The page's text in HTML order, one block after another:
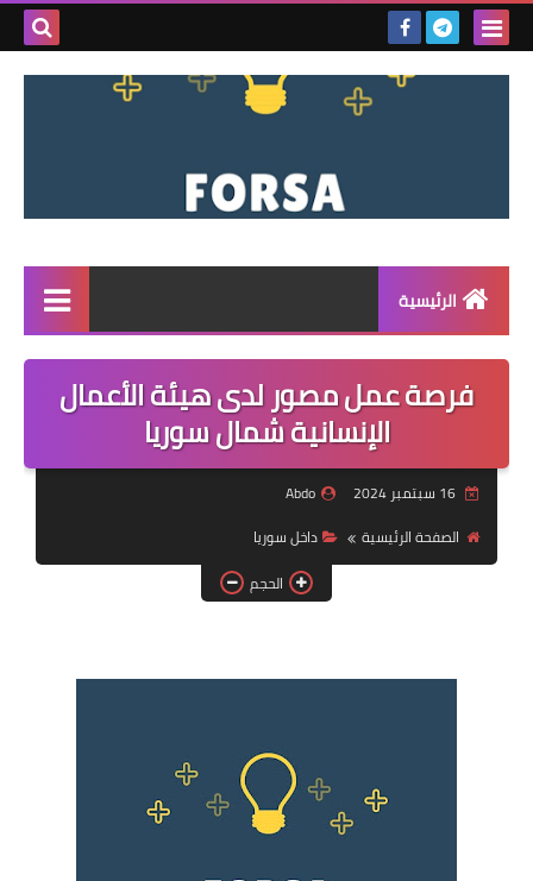
بحث
الرئيسية
القائمة
مناقصات
فرص عمل داخل سوريا
فرص عمل في العراق
فرص عمل في اليمن
فرصة عمل مصور لدى هيئة الأعمال
الإنسانية شمال سوريا
16 سبتمبر 2024
Abdo
الصفحة الرئيسية
داخل سوريا
الحجم